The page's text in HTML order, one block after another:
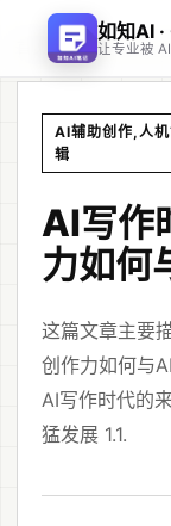
如知AI ·
让专业被
文章/ AI写作时
AI辅助创作,人
辑
AI写作
力如何
这篇文章主要
创作力如何与
AI写作时代的
猛发展 1.1.